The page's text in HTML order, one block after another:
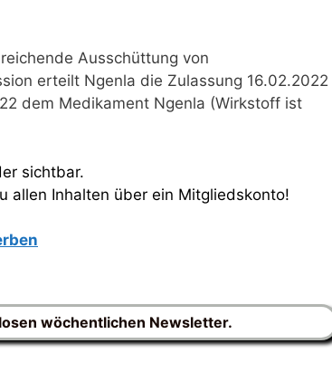
Ausschüttung von
erteilt Ngenla die Zulassung 16.02.2022
dem Medikament Ngenla (Wirkstoff ist
sichtbar.
allen Inhalten über ein Mitgliedskonto!
wöchentlichen Newsletter.